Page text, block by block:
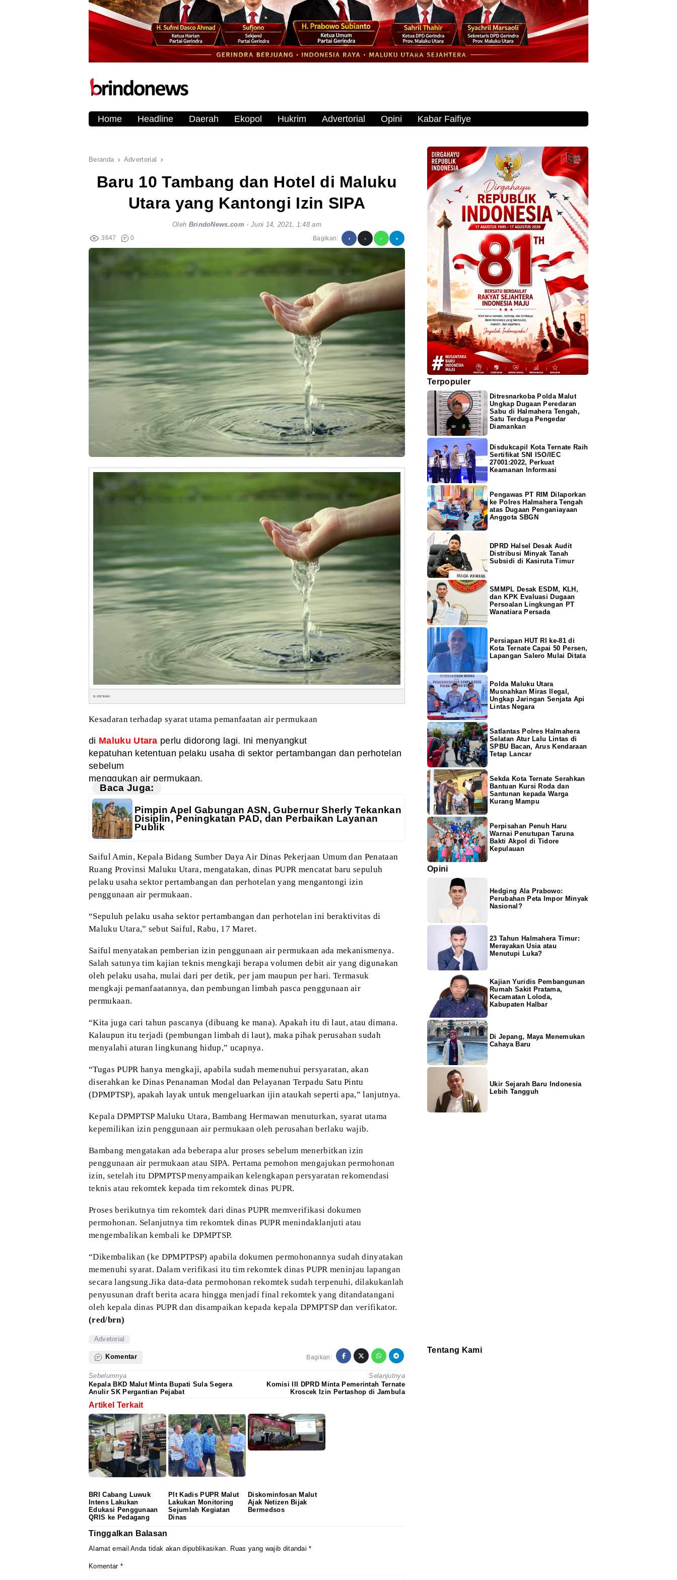
Home Headline Daerah Ekopol Hukrim Advertorial Opini Kabar Faifiye
Beranda Advertorial
Baru 10 Tambang dan Hotel di Maluku
Utara yang Kantongi Izin SIPA
Oleh BrindoNews.com - Juni 14, 2021, 1:48 am
3647 0 Bagikan:
ILUSTRASI.
Kesadaran terhadap syarat utama pemanfaatan air permukaan
di Maluku Utara perlu didorong lagi. Ini menyangkut
kepatuhan ketentuan pelaku usaha di sektor pertambangan dan perhotelan
sebelum
menggukan air permukaan.
Baca Juga:
Pimpin Apel Gabungan ASN, Gubernur Sherly Tekankan
Disiplin, Peningkatan PAD, dan Perbaikan Layanan
Publik
Saiful Amin, Kepala Bidang Sumber Daya Air Dinas Pekerjaan Umum dan Penataan
Ruang Provinsi Maluku Utara, mengatakan, dinas PUPR mencatat baru sepuluh
pelaku usaha sektor pertambangan dan perhotelan yang mengantongi izin
penggunaan air permukaan.
“Sepuluh pelaku usaha sektor pertambangan dan perhotelan ini beraktivitas di
Maluku Utara,” sebut Saiful, Rabu, 17 Maret.
Saiful menyatakan pemberian izin penggunaan air permukaan ada mekanismenya.
Salah satunya tim kajian teknis mengkaji berapa volumen debit air yang digunakan
oleh pelaku usaha, mulai dari per detik, per jam maupun per hari. Termasuk
mengkaji pemanfaatannya, dan pembungan limbah pasca penggunaan air
permukaan.
“Kita juga cari tahun pascanya (dibuang ke mana). Apakah itu di laut, atau dimana.
Kalaupun itu terjadi (pembungan limbah di laut), maka pihak perusahan sudah
menyalahi aturan lingkunang hidup,” ucapnya.
“Tugas PUPR hanya mengkaji, apabila sudah memenuhui persyaratan, akan
diserahkan ke Dinas Penanaman Modal dan Pelayanan Terpadu Satu Pintu
(DPMPTSP), apakah layak untuk mengeluarkan ijin ataukah seperti apa,” lanjutnya.
Kepala DPMPTSPMaluku Utara, Bambang Hermawan menuturkan, syarat utama
kepemilikan izin penggunaan air permukaan oleh perusahan berlaku wajib.
Bambang mengatakan ada beberapa alur proses sebelum menerbitkan izin
penggunaan air permukaan atau SIPA. Pertama pemohon mengajukan permohonan
izin, setelah itu DPMPTSPmenyampaikan kelengkapan persyaratan rekomendasi
teknis atau rekomtek kepada tim rekomtek dinas PUPR.
Proses berikutnya tim rekomtek dari dinas PUPR memverifikasi dokumen
permohonan. Selanjutnya tim rekomtek dinas PUPR menindaklanjuti atau
mengembalikan kembali ke DPMPTSP.
“Dikembalikan (ke DPMPTPSP) apabila dokumen permohonannya sudah dinyatakan
memenuhi syarat. Dalam verifikasi itu tim rekomtek dinas PUPR meninjau lapangan
secara langsung.Jika data-data permohonan rekomtek sudah terpenuhi, dilakukanlah
penyusunan draft berita acara hingga menjadi final rekomtek yang ditandatangani
oleh kepala dinas PUPR dan disampaikan kepada kepala DPMPTSP dan verifikator.
(red/brn)
Advetorial
Komentar Bagikan:
Sebelumnya
Kepala BKD Malut Minta Bupati Sula Segera
Anulir SK Pergantian Pejabat
Selanjutnya
Komisi III DPRD Minta Pemerintah Ternate
Kroscek Izin Pertashop di Jambula
Artikel Terkait
BRI Cabang Luwuk
Intens Lakukan
Edukasi Penggunaan
QRIS ke Pedagang
Plt Kadis PUPR Malut
Lakukan Monitoring
Sejumlah Kegiatan
Dinas
Diskominfosan Malut
Ajak Netizen Bijak
Bermedsos
Tinggalkan Balasan
Alamat email Anda tidak akan dipublikasikan. Ruas yang wajib ditandai*
Komentar *
Terpopuler
Ditresnarkoba Polda Malut
Ungkap Dugaan Peredaran
Sabu di Halmahera Tengah,
Satu Terduga Pengedar
Diamankan
Disdukcapil Kota Ternate Raih
Sertifikat SNI ISO/IEC
27001:2022, Perkuat
Keamanan Informasi
Pengawas PT RIM Dilaporkan
ke Polres Halmahera Tengah
atas Dugaan Penganiayaan
Anggota SBGN
DPRD Halsel Desak Audit
Distribusi Minyak Tanah
Subsidi di Kasiruta Timur
SMMPL Desak ESDM, KLH,
dan KPK Evaluasi Dugaan
Persoalan Lingkungan PT
Wanatiara Persada
Persiapan HUT RI ke-81 di
Kota Ternate Capai 50 Persen,
Lapangan Salero Mulai Ditata
Polda Maluku Utara
Musnahkan Miras Ilegal,
Ungkap Jaringan Senjata Api
Lintas Negara
Satlantas Polres Halmahera
Selatan Atur Lalu Lintas di
SPBU Bacan, Arus Kendaraan
Tetap Lancar
Sekda Kota Ternate Serahkan
Bantuan Kursi Roda dan
Santunan kepada Warga
Kurang Mampu
Perpisahan Penuh Haru
Warnai Penutupan Taruna
Bakti Akpol di Tidore
Kepulauan
Opini
Hedging Ala Prabowo:
Perubahan Peta Impor Minyak
Nasional?
23 Tahun Halmahera Timur:
Merayakan Usia atau
Menutupi Luka?
Kajian Yuridis Pembangunan
Rumah Sakit Pratama,
Kecamatan Loloda,
Kabupaten Halbar
Di Jepang, Maya Menemukan
Cahaya Baru
Ukir Sejarah Baru Indonesia
Lebih Tangguh
Tentang Kami